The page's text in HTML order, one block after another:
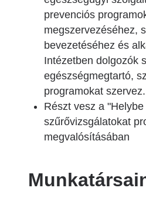
prevenciós
megszervezéséhez,
bevezetéséhez és
Intézetben dolgozók
egészségmegtartó,
programokat szervez.
Részt vesz a
szűrővizsgálatokat
megvalósításában